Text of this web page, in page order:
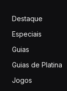
Destaque
Especiais
Guias
Guias de Platina
Jogos